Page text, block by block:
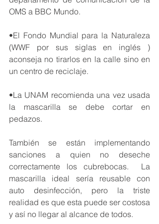
OMS a BBC Mundo.
•El Fondo Mundial para la Naturaleza
(WWF por sus siglas en inglés )
aconseja no tirarlos en la calle sino en
un centro de reciclaje.
•La UNAM recomienda una vez usada
la mascarilla se debe cortar en
pedazos.
También se están implementando
sanciones a quien no deseche
correctamente los cubrebocas.  La
mascarilla ideal sería reusable con
auto desinfección, pero la triste
realidad es que esta puede ser costosa
y así no llegar al alcance de todos.